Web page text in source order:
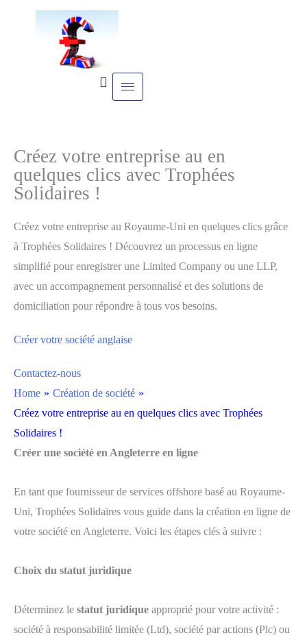
Créez votre entreprise au en
quelques clics avec Trophées
Solidaires !
Créez votre entreprise au Royaume-Uni en quelques clics grâce
à Trophées Solidaires ! Découvrez un processus en ligne
simplifié pour enregistrer une Limited Company ou une LLP,
avec un accompagnement personnalisé et des solutions de
domiciliation pour répondre à tous vos besoins.
Créer votre société anglaise
Contactez-nous
Home » Création de société »
Créez votre entreprise au en quelques clics avec Trophées
Solidaires !
Créer une société en Angleterre en ligne
En tant que fournisseur de services offshore basé au Royaume-
Uni, Trophées Solidaires vous guide dans la création en ligne de
votre société en Angleterre. Voici les étapes clés à suivre :
Choix du statut juridique
Déterminez le statut juridique approprié pour votre activité :
société à responsabilité limitée (Ltd), société par actions (Plc) ou